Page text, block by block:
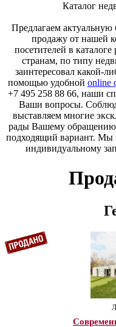
Каталог
Предлагаем
продажу от нашей
посетителей в
странам, по типу
заинтересовал какой-
помощью удобной online
+7 495 258 88 66, наши
Ваши вопросы.
выставляем многие
рады Вашему
подходящий вариант. Мы
индивидуальному